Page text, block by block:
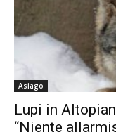
Asiago
Lupi in
“Niente